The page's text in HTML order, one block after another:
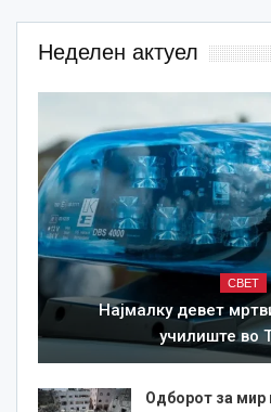
Неделен актуел
СВЕТ
Најмалку девет
училиште во
Одборот за мир